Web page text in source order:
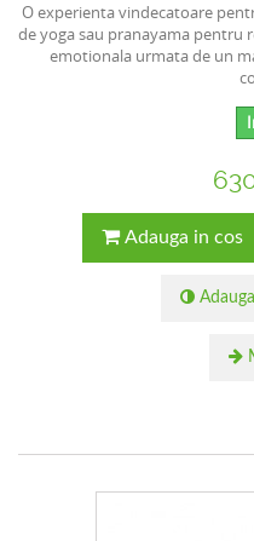
O experienta vindecatoare
de yoga sau pranayama pentru
emotionala urmata de un
Adauga in cos